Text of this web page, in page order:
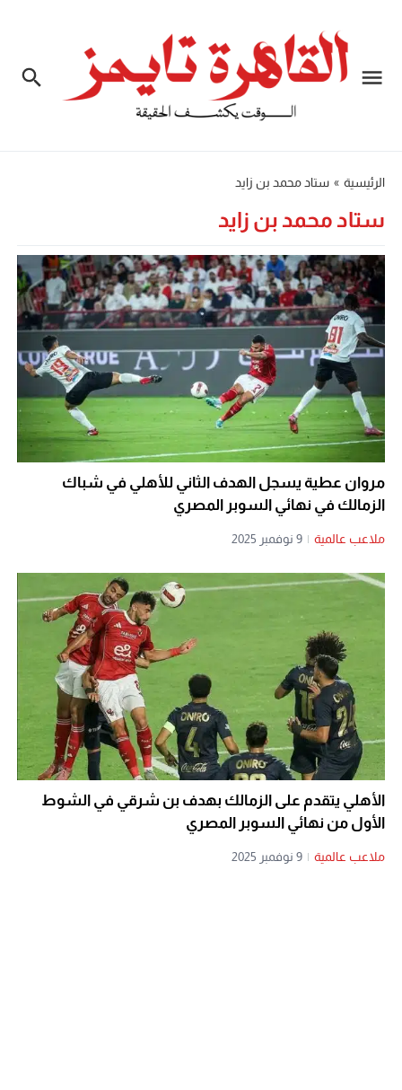
الرئيسية » ستاد محمد بن زايد
ستاد محمد بن زايد
مروان عطية يسجل الهدف الثاني للأهلي في شباك
الزمالك في نهائي السوبر المصري
ملاعب عالمية | 9 نوفمبر 2025
الأهلي يتقدم على الزمالك بهدف بن شرقي في الشوط
الأول من نهائي السوبر المصري
ملاعب عالمية | 9 نوفمبر 2025